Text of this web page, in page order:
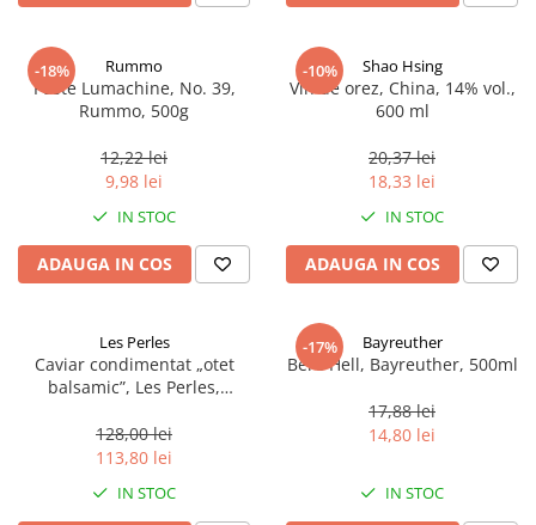
-18% Rummo
Paste Lumachine, No. 39,
Rummo, 500g
12,22 lei
9,98 lei
IN STOC
ADAUGA IN COS
-10% Shao Hsing
Vin de orez, China, 14% vol.,
600 ml
20,37 lei
18,33 lei
IN STOC
ADAUGA IN COS
Les Perles
Caviar condimentat „otet
balsamic”, Les Perles,
sferice, 200 g
128,00 lei
113,80 lei
IN STOC
-17% Bayreuther
Bere Hell, Bayreuther, 500ml
17,88 lei
14,80 lei
IN STOC